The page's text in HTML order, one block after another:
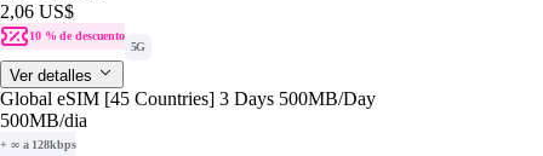
2,06 US$
10 % de descuento
5G
Ver detalles
Global eSIM [45 Countries] 3 Days 500MB/Day
500MB/dia
+ ∞ a 128kbps